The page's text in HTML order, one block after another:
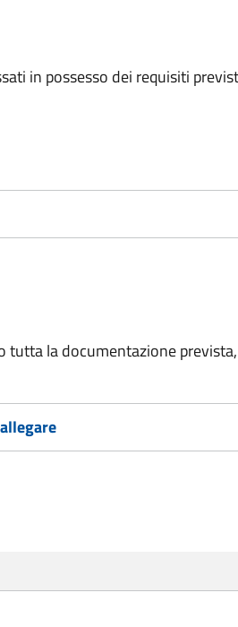
in possesso dei requisiti
tutta la documentazione